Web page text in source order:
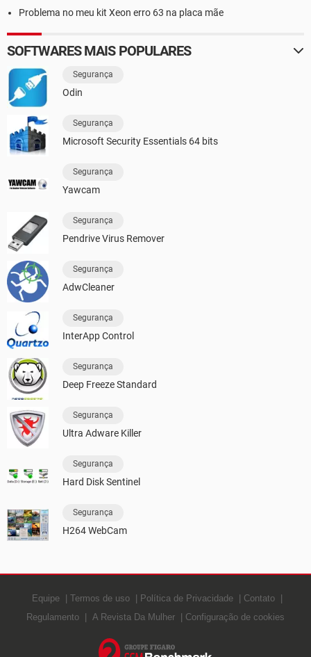
Problema no meu kit Xeon erro 63 na placa mãe
SOFTWARES MAIS POPULARES
Segurança
Odin
Segurança
Microsoft Security Essentials 64 bits
Segurança
Yawcam
Segurança
Pendrive Virus Remover
Segurança
AdwCleaner
Segurança
InterApp Control
Segurança
Deep Freeze Standard
Segurança
Ultra Adware Killer
Segurança
Hard Disk Sentinel
Segurança
H264 WebCam
Equipe Termos de uso Política de Privacidade
Contato
Regulamento
A Revista Da Mulher Configuração de cookies